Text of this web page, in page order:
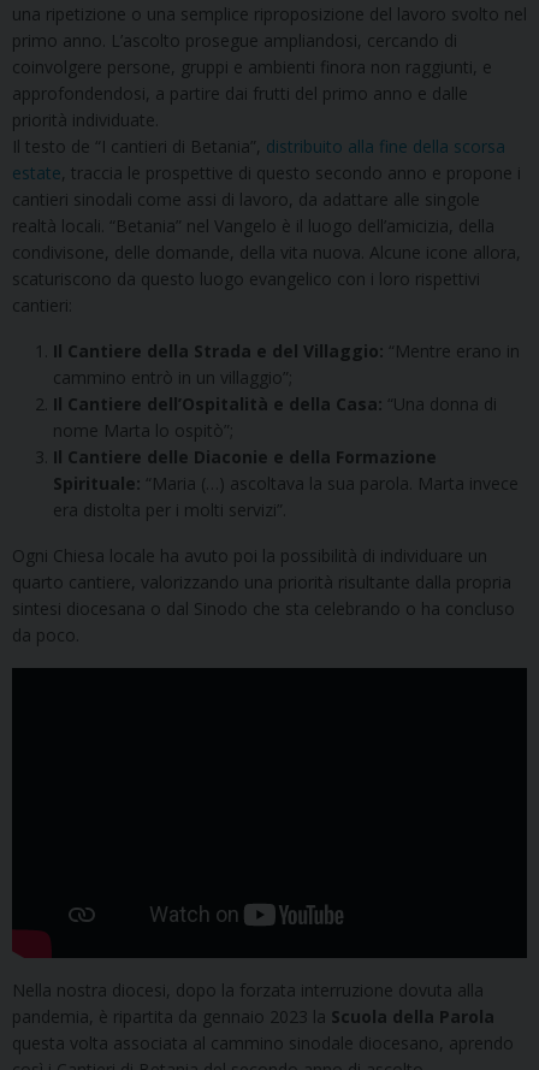
una ripetizione o una semplice riproposizione del lavoro svolto nel
primo anno. L’ascolto prosegue ampliandosi, cercando di
coinvolgere persone, gruppi e ambienti finora non raggiunti, e
approfondendosi, a partire dai frutti del primo anno e dalle
priorità individuate.
Il testo de “I cantieri di Betania”, distribuito alla fine della scorsa
estate, traccia le prospettive di questo secondo anno e propone i
cantieri sinodali come assi di lavoro, da adattare alle singole
realtà locali. “Betania” nel Vangelo è il luogo dell’amicizia, della
condivisone, delle domande, della vita nuova. Alcune icone allora,
scaturiscono da questo luogo evangelico con i loro rispettivi
cantieri:
Il Cantiere della Strada e del Villaggio: “Mentre erano in
cammino entrò in un villaggio”;
Il Cantiere dell’Ospitalità e della Casa: “Una donna di
nome Marta lo ospitò”;
Il Cantiere delle Diaconie e della Formazione
Spirituale: “Maria (…) ascoltava la sua parola. Marta invece
era distolta per i molti servizi”.
Ogni Chiesa locale ha avuto poi la possibilità di individuare un
quarto cantiere, valorizzando una priorità risultante dalla propria
sintesi diocesana o dal Sinodo che sta celebrando o ha concluso
da poco.
Nella nostra diocesi, dopo la forzata interruzione dovuta alla
pandemia, è ripartita da gennaio 2023 la Scuola della Parola
questa volta associata al cammino sinodale diocesano, aprendo